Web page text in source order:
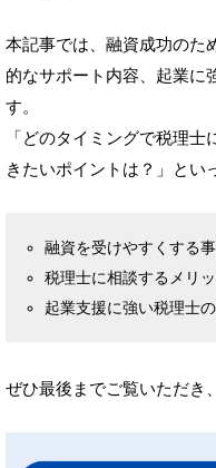
本記事では、融資成功のた
的なサポート内容、起業に
す。
「どのタイミングで税理
きたいポイントは？」とい
融資を受けやすくする
税理士に相談するメリ
起業支援に強い税理士
ぜひ最後までご覧いただき